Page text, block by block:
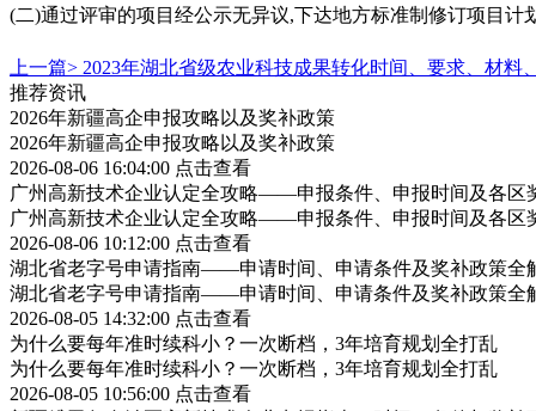
(二)通过评审的项目经公示无异议,下达地方标准制修订项目
上一篇> 2023年湖北省级农业科技成果转化时间、要求、材料
推荐资讯
2026年新疆高企申报攻略以及奖补政策
2026年新疆高企申报攻略以及奖补政策
2026-08-06 16:04:00 点击查看
广州高新技术企业认定全攻略——申报条件、申报时间及各区
广州高新技术企业认定全攻略——申报条件、申报时间及各区
2026-08-06 10:12:00 点击查看
湖北省老字号申请指南——申请时间、申请条件及奖补政策全
湖北省老字号申请指南——申请时间、申请条件及奖补政策全
2026-08-05 14:32:00 点击查看
为什么要每年准时续科小？一次断档，3年培育规划全打乱
为什么要每年准时续科小？一次断档，3年培育规划全打乱
2026-08-05 10:56:00 点击查看